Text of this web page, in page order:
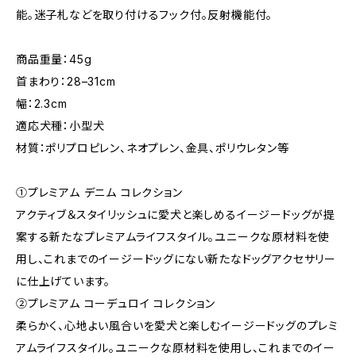
能。迷子札などを取り付けるフック付。反射機能付。
商品重量：45g
首まわり：28–31cm
幅：2.3cm
適応犬種：小型犬
材質：ポリプロピレン、ネオプレン、金具、ポリウレタン等
①プレミアム デニム コレクション
アクティブ＆スタイリッシュに愛犬と楽しめるイージードッグが提
案する新たなプレミアムライフスタイル。ユニークな原材料を使
用し、これまでのイージードッグにない新たなドッグアクセサリー
に仕上げています。
②プレミアム コーデュロイ コレクション
柔らかく、心地よい風合いを愛犬と楽しむイージードッグのプレミ
アムライフスタイル。ユニークな原材料を使用し、これまでのイー